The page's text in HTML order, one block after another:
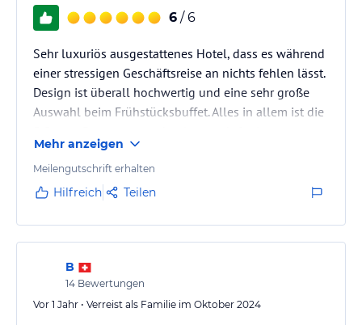
6 / 6
Sehr luxuriös ausgestattenes Hotel, dass es während
einer stressigen Geschäftsreise an nichts fehlen lässt.
Design ist überall hochwertig und eine sehr große
Auswahl beim Frühstücksbuffet. Alles in allem ist die
Mehr anzeigen
Meilengutschrift erhalten
Hilfreich Teilen
B
14 Bewertungen
Vor 1 Jahr • Verreist als Familie im Oktober 2024